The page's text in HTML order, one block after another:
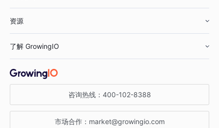
鞋服行业
汽车行业
金融行业
智能运营
获客分析
资源
增长公开课
增长博客
了解 GrowingIO
关于 GrowingIO
增长大会
咨询热线： 400-102-8388
市场合作： market@growingio.com